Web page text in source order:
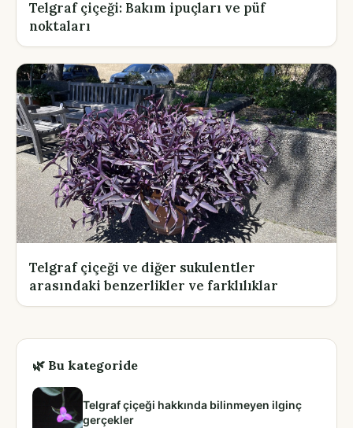
Telgraf çiçeği: Bakım ipuçları ve püf
noktaları
Telgraf çiçeği ve diğer sukulentler
arasındaki benzerlikler ve farklılıklar
🌿 Bu kategoride
Telgraf çiçeği hakkında bilinmeyen ilginç
gerçekler